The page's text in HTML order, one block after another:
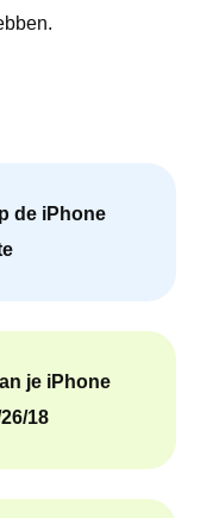
de iPhone
je iPhone
18